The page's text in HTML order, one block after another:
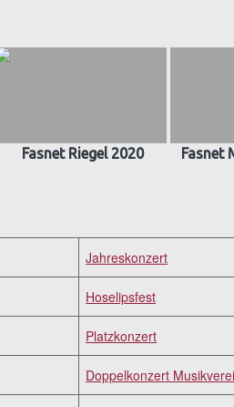
Fasnet Riegel 2020 Fasnet
Jahreskonzert
Hoselipsfest
Platzkonzert
Doppelkonzert